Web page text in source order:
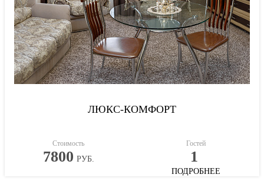
ЛЮКС-КОМФОРТ
Стоимость
7800 РУБ.
Гостей
1
ПОДРОБНЕЕ